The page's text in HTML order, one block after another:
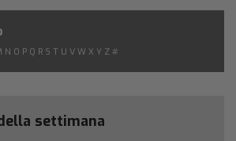
N O P Q R S T U V W X Y Z #
settimana